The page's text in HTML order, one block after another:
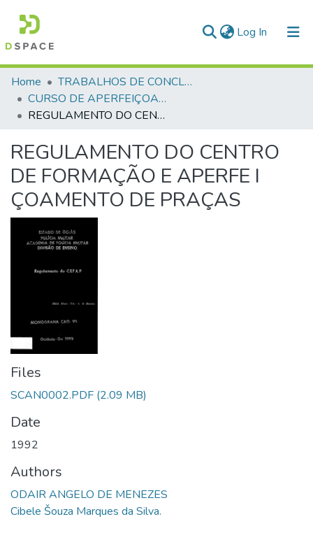
Log In (current)
Communities & Collections
All of DSpace
Home
TRABALHOS DE CONCLUSÃO DE CURSO - CAO (CURSO DE APERFEIÇOAMENTO DE OFICIAIS)
CURSO DE APERFEIÇOAMENTO DE OFICIAIS - CAO - 1992
REGULAMENTO DO CENTRO DE FORMAÇÃO E APERFE I ÇOAMENTO DE PRAÇAS
REGULAMENTO DO CENTRO
DE FORMAÇÃO E APERFE I
ÇOAMENTO DE PRAÇAS
Files
SCAN0002.PDF (2.09 MB)
Date
1992
Authors
ODAIR ANGELO DE MENEZES
Cibele Šouza Marques da Silva.